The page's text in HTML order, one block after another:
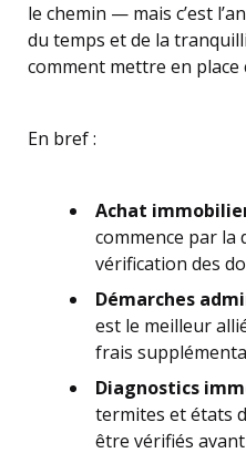
le chemin — mais c’est
du temps et de la
comment mettre en place
En bref :
Achat
commence par la
vérification des
Démarches
est le meilleur
frais
Diagnostics
termites et états
être vérifiés